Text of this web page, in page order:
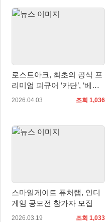
로스트아크, 최초의 공식 프
리미엄 피규어 ‘카단’, ‘베아
트리스’ 출시
2026.04.03 조회 1,036
스마일게이트 퓨처랩, 인디
게임 공모전 참가자 모집
2026.03.19 조회 1,033